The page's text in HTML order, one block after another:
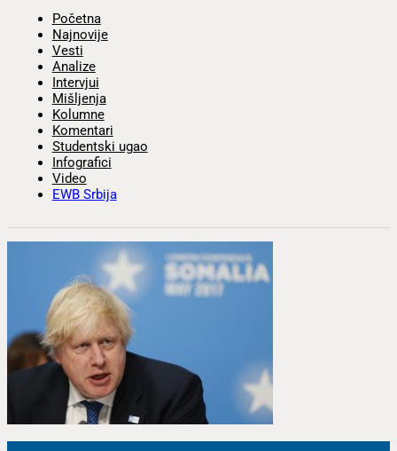
Početna
Najnovije
Vesti
Analize
Intervjui
Mišljenja
Kolumne
Komentari
Studentski ugao
Infografici
Video
EWB Srbija